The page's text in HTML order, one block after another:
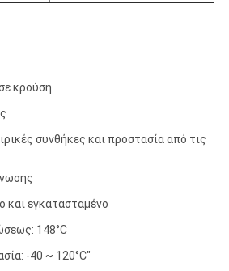
κρούση
συνθήκες και προστασία από τις
και εγκατασταμένο
148°C
-40 ~ 120°C"